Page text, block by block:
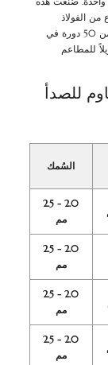
المقاوم للصدأ 18/0 المصنوع من الفولاذ
المقاوم للطعام، وتم اختبار هذه المجموعة الأنيقة لأكثر من 50 دورة في
للمطاعم
للصدأ
السُمك
2.0 - 2.5
مم
2.0 - 2.5
مم
2.0 - 2.5
مم
2.0 - 2.5
مم